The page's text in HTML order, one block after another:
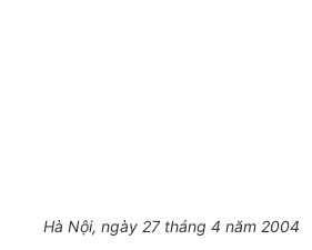
Hà Nội, ngày 27 tháng 4 năm 2004